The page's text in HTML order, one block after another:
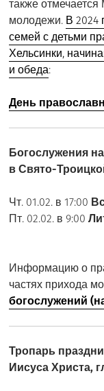
также
молодежи. В 2024
семей с детьми
Хельсинки,
и обеда:
День
Богослужения
в Свято-
Чт. 01.02. в 17:00
Пт. 02.02. в 9:00
Информацию о
частях прихода
богослужений
Тропарь
Иисуса Христа,